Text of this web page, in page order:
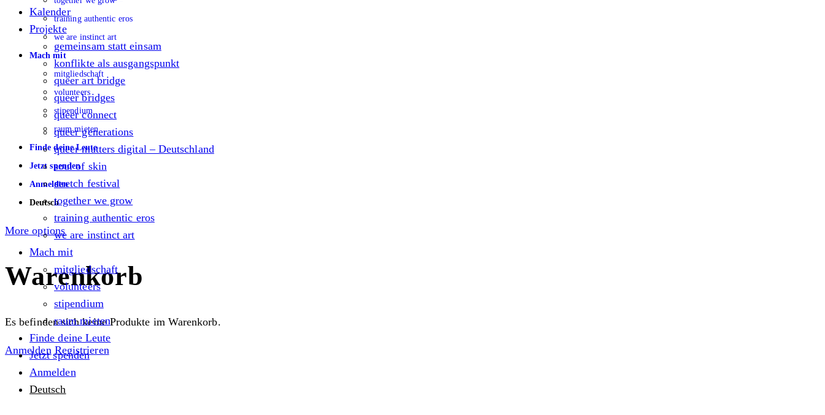
training authentic eros
we are instinct art
Mach mit
mitgliedschaft
volunteers
stipendium
raum mieten
Finde deine Leute
Jetzt spenden
Anmelden
Deutsch
More options
Warenkorb
Es befinden sich keine Produkte im Warenkorb.
Anmelden Registrieren
Kalender
Projekte
gemeinsam statt einsam
konflikte als ausgangspunkt
queer art bridge
queer bridges
queer connect
queer generations
queer matters digital – Deutschland
soul of skin
stretch festival
together we grow
training authentic eros
we are instinct art
Mach mit
mitgliedschaft
volunteers
stipendium
raum mieten
Finde deine Leute
Jetzt spenden
Anmelden
Deutsch